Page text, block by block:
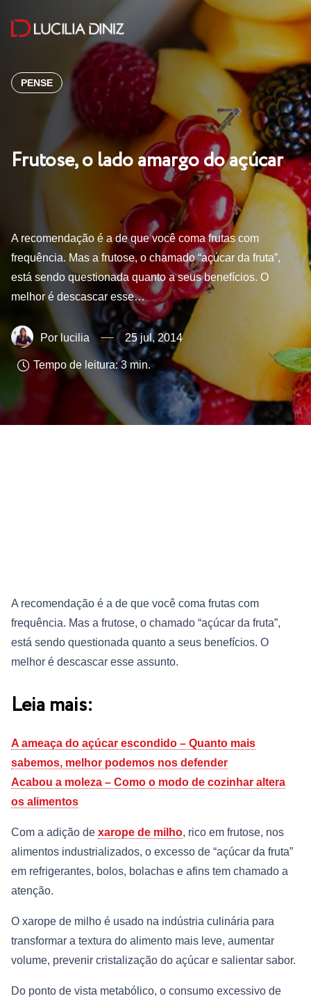
PENSE
Frutose, o lado amargo do açúcar
A recomendação é a de que você coma frutas com
frequência. Mas a frutose, o chamado “açúcar da fruta”,
está sendo questionada quanto a seus benefícios. O
melhor é descascar esse…
lucilia 25 jul, 2014
Tempo de leitura: 3 min.
A recomendação é a de que você coma frutas com
frequência. Mas a frutose, o chamado “açúcar da fruta”,
está sendo questionada quanto a seus benefícios. O
melhor é descascar esse assunto.
Leia mais:
A ameaça do açúcar escondido – Quanto mais
sabemos, melhor podemos nos defender
Acabou a moleza – Como o modo de cozinhar altera
os alimentos
Com a adição de xarope de milho, rico em frutose, nos
alimentos industrializados, o excesso de “açúcar da fruta”
em refrigerantes, bolos, bolachas e afins tem chamado a
atenção.
O xarope de milho é usado na indústria culinária para
transformar a textura do alimento mais leve, aumentar
volume, prevenir cristalização do açúcar e salientar sabor.
Do ponto de vista metabólico, o consumo excessivo de